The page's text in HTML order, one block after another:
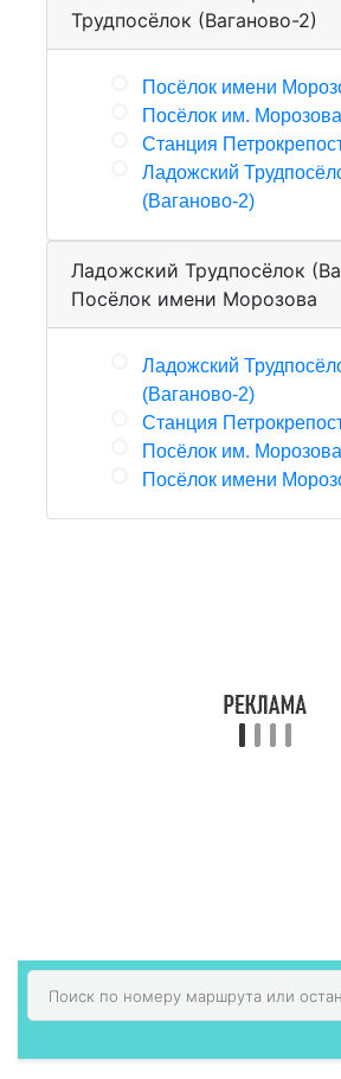
Трудпосёлок (Ваганово-2)
Посёлок имени
Посёлок им.
Станция
Ладожский
(Ваганово-2)
Ладожский Трудпосёлок
Посёлок имени Морозова
Ладожский
(Ваганово-2)
Станция
Посёлок им.
Посёлок имени